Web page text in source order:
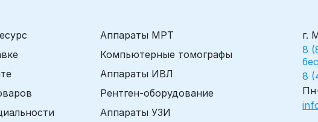
Аппараты МРТ
Компьютерные томографы
Аппараты ИВЛ
Рентген-оборудование
Аппараты УЗИ
г.
8
8